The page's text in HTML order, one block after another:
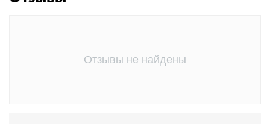
Отзывы не найдены